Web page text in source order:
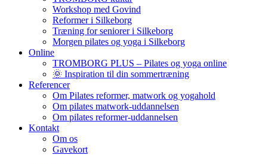
Workshop med Govind
Reformer i Silkeborg
Træning for seniorer i Silkeborg
Morgen pilates og yoga i Silkeborg
Online
TROMBORG PLUS – Pilates og yoga online
🌞 Inspiration til din sommertræning
Referencer
Om Pilates reformer, matwork og yogahold
Om pilates matwork-uddannelsen
Om pilates reformer-uddannelsen
Kontakt
Om os
Gavekort